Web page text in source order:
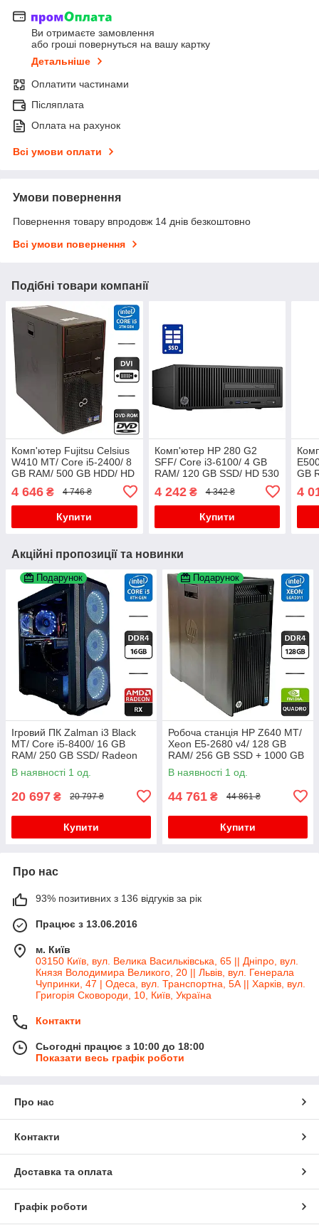
Ви отримаєте замовлення
або гроші повернуться на вашу картку
Детальніше
Оплатити частинами
Післяплата
Оплата на рахунок
Всі умови оплати
Умови повернення
Повернення товару впродовж 14 днів безкоштовно
Всі умови повернення
Подібні товари компанії
Комп'ютер Fujitsu Celsius
W410 MT/ Core i5-2400/ 8
GB RAM/ 500 GB HDD/ HD
4 646 ₴ 4 746 ₴
Купити
Комп'ютер HP 280 G2
SFF/ Core i3-6100/ 4 GB
RAM/ 120 GB SSD/ HD 530
4 242₴ 4 342 ₴
Купити
GB
4
Акційні пропозиції та новинки
Подарунок
Ігровий ПК Zalman i3 Black
MT/ Core i5-8400/ 16 GB
RAM/ 250 GB SSD/ Radeon
RX 580 8GB/ 750W
В наявності 1 од.
20 697 ₴ 20 797 ₴
Купити
Подарунок
Робоча станція HP Z640 MT/
Xeon E5-2680 v4/ 128 GB
RAM/ 256 GB SSD + 1000 GB
HDD/ Quadro K2200 4GB/
925W
В наявності 1 од.
44 761 ₴ 44 861 ₴
Купити
Про нас
93% позитивних з 136 відгуків за рік
Працює з 13.06.2016
м. Київ
03150 Київ, вул. Велика Васильківська, 65 || Дніпро, вул.
Князя Володимира Великого, 20 || Львів, вул. Генерала
Чупринки, 47 | Одеса, вул. Транспортна, 5А || Харків, вул.
Григорія Сковороди, 10, Київ, Україна
Контакти
Сьогодні працює з 10:00 до 18:00
Показати весь графік роботи
Про нас
Контакти
Доставка та оплата
Графік роботи